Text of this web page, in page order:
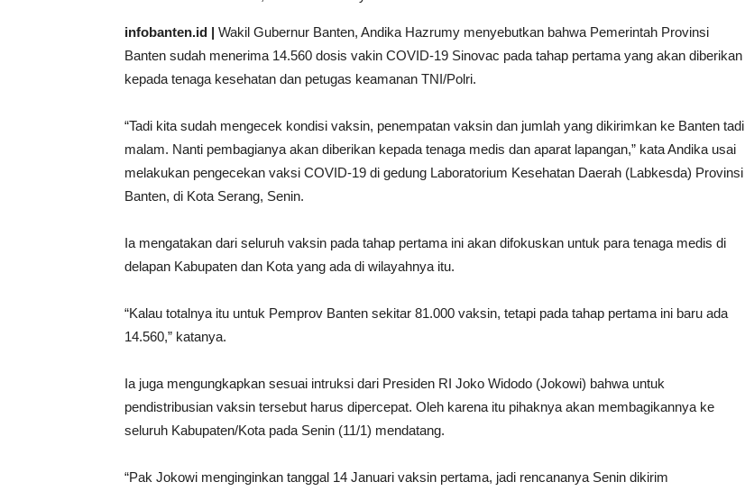
infobanten.id | Wakil Gubernur Banten, Andika Hazrumy menyebutkan bahwa Pemerintah Provinsi
Banten sudah menerima 14.560 dosis vakin COVID-19 Sinovac pada tahap pertama yang akan diberikan
kepada tenaga kesehatan dan petugas keamanan TNI/Polri.
“Tadi kita sudah mengecek kondisi vaksin, penempatan vaksin dan jumlah yang dikirimkan ke Banten tadi
malam. Nanti pembagianya akan diberikan kepada tenaga medis dan aparat lapangan,” kata Andika usai
melakukan pengecekan vaksi COVID-19 di gedung Laboratorium Kesehatan Daerah (Labkesda) Provinsi
Banten, di Kota Serang, Senin.
Ia mengatakan dari seluruh vaksin pada tahap pertama ini akan difokuskan untuk para tenaga medis di
delapan Kabupaten dan Kota yang ada di wilayahnya itu.
“Kalau totalnya itu untuk Pemprov Banten sekitar 81.000 vaksin, tetapi pada tahap pertama ini baru ada
14.560,” katanya.
Ia juga mengungkapkan sesuai intruksi dari Presiden RI Joko Widodo (Jokowi) bahwa untuk
pendistribusian vaksin tersebut harus dipercepat. Oleh karena itu pihaknya akan membagikannya ke
seluruh Kabupaten/Kota pada Senin (11/1) mendatang.
“Pak Jokowi menginginkan tanggal 14 Januari vaksin pertama, jadi rencananya Senin dikirim